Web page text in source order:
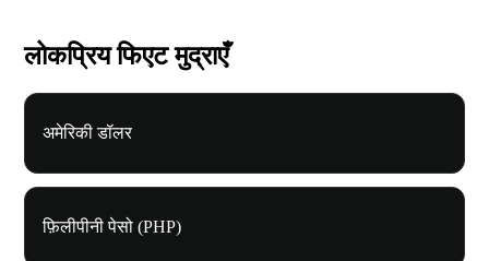
लोकप्रिय फिएट मुद्राएँ
अमेरिकी डॉलर
फ़िलीपीनी पेसो (PHP)